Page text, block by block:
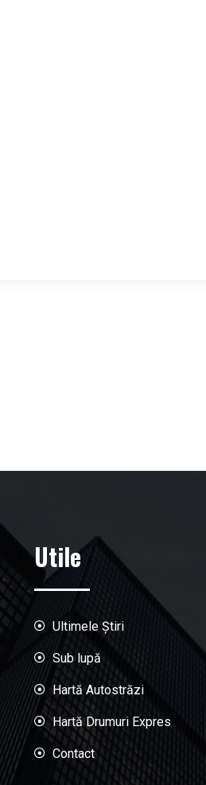
Utile
Ultimele Știri
Sub lupă
Hartă Autostrăzi
Hartă Drumuri Expres
Contact